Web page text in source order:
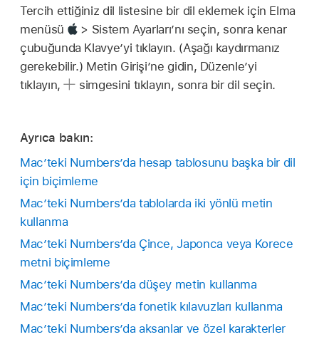
Tercih ettiğiniz dil listesine bir dil eklemek için Elma
menüsü
> Sistem Ayarları’nı seçin, sonra kenar
çubuğunda Klavye’yi tıklayın. (Aşağı kaydırmanız
gerekebilir.) Metin Girişi’ne gidin, Düzenle’yi
tıklayın,
simgesini tıklayın, sonra bir dil seçin.
Ayrıca bakın:
Mac’teki Numbers’da hesap tablosunu başka bir dil
için biçimleme
Mac’teki Numbers’da tablolarda iki yönlü metin
kullanma
Mac’teki Numbers’da Çince, Japonca veya Korece
metni biçimleme
Mac’teki Numbers’da düşey metin kullanma
Mac’teki Numbers’da fonetik kılavuzları kullanma
Mac’teki Numbers’da aksanlar ve özel karakterler